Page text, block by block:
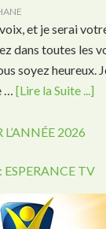
et je serai
dans toutes les
soyez heureux.
…[Lire la Suite ...]
2026
TV